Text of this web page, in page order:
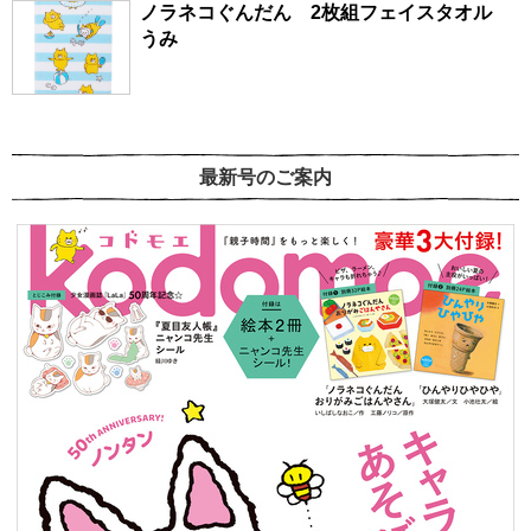
ノラネコぐんだん 2枚組フェイスタオル
うみ
最新号のご案内